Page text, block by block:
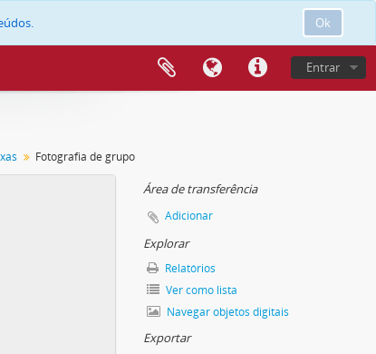
Ok
Entrar
Fotografia de grupo
Área de transferência
Adicionar
Explorar
Relatórios
Ver como lista
Navegar objetos digitais
Exportar